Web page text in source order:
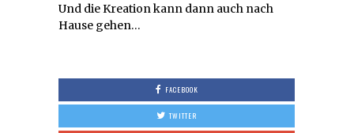
Und die Kreation kann dann auch nach
Hause gehen…
FACEBOOK
TWITTER